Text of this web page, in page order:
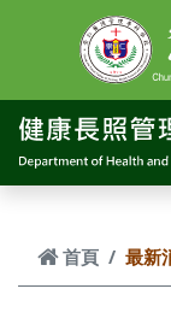
跳到主要內容
首頁 最新